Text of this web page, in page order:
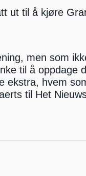
ut til å kjøre
men som
til å oppdage
ekstra, hvem
til Het